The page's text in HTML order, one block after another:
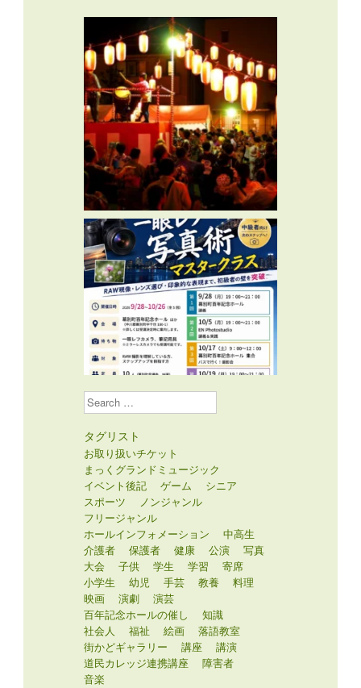
Search
タグリスト
お取り扱いチケット
まっくグランドミュージック
イベント後記
ゲーム
シニア
スポーツ
ノンジャンル
フリージャンル
ホールインフォメーション
中高生
介護者
保護者 健康 公演
写真
大会
子供 学生 学習
寄席
小学生
幼児 手芸 教養
料理
映画
演劇
演芸
百年記念ホールの催し
知識
社会人
福祉 絵画
落語教室
街かどギャラリー
講座
講演
道民カレッジ連携講座
障害者
音楽